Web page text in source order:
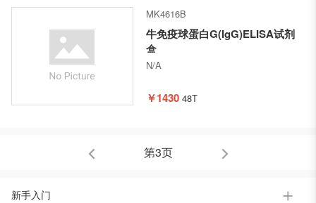
MK4616B
牛免疫球蛋白G(IgG)ELISA试剂
盒
N/A
￥1430 48T
第3页
新手入门